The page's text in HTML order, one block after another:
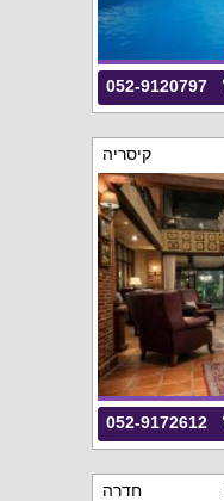
052-9120797
קיסריה
052-9172612
חדרה